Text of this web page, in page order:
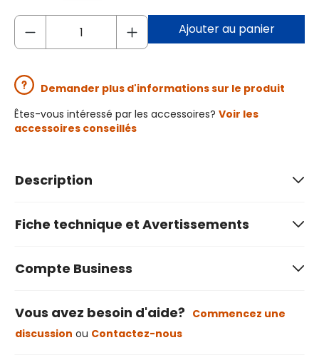
Ajouter au panier
Demander plus d'informations sur le produit
Êtes-vous intéressé par les accessoires? Voir les
accessoires conseillés
Description
Fiche technique et Avertissements
Compte Business
Vous avez besoin d'aide? Commencez une
discussion ou Contactez-nous